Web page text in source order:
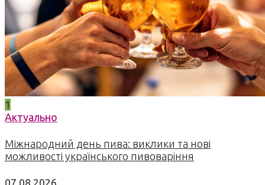
1
Актуально
Міжнародний день пива: виклики та нові
можливості українського пивоваріння
07.08.2026